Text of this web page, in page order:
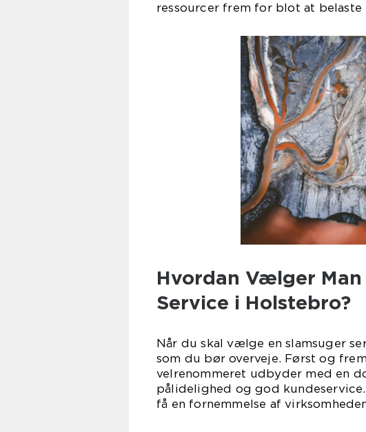
ressourcer frem for blot at belaste
Hvordan Vælger
Service i Holstebro?
Når du skal vælge en slamsuger
som du bør overveje. Først og
velrenommeret udbyder med en
pålidelighed og god
få en fornemmelse af